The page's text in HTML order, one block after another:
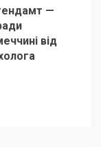
—
від